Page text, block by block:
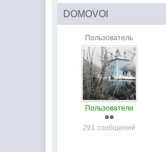
DOMOVOI
Пользователь
Пользователи
291 сообщений